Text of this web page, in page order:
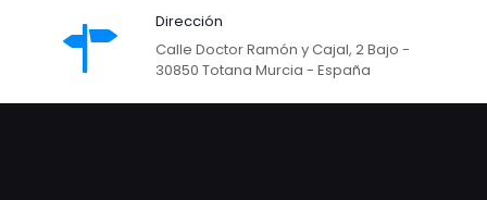
Dirección
Calle Doctor Ramón y Cajal, 2 Bajo -
30850 Totana Murcia - España